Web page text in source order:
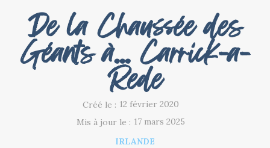
De la Chaussée des
Géants à... Carrick-a-
Rede
Créé le : 12 février 2020
Mis à jour le : 17 mars 2025
IRLANDE